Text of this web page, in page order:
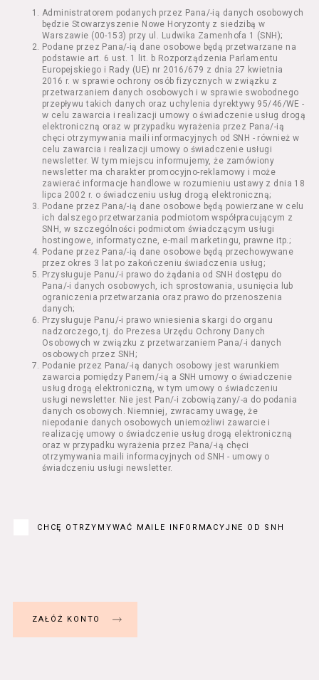
wykorzystaniem Serwisu;
Seans – organizowany przez Usługodawcę
w Kinie Nowe Horyzonty we Wrocławiu (ul.
Kazimierza Wielkiego 19a-21) pokaz filmu nie
stanowiący części Wydarzenia;
Wydarzenie – organizowany przez
Usługodawcę w Kinie Nowe Horyzonty we
Wrocławiu (ul. Kazimierza Wielkiego 19a-21)
festiwal filmowy, przegląd filmowy, pokaz
specjalny, performance, opera, koncert lub
inna podobna impreza;
Kurs – zajęcia organizowane przez
Organizatora będące przedsięwzięciem o
charakterze edukacyjnym;
Bilety – dokumenty potwierdzające zawarcie
umowy z Usługodawcą i uprawniające do
wzięcia udziału w Seansie lub w części
określonego Wydarzenia;
Karnety – zestaw określonej liczby Biletów na
poszczególne części danego Wydarzenia lub
na całe Wydarzenie, przewidziany dla danego
Wydarzenia przez Usługodawcę;
Regulamin – niniejszy regulamin.
§ 2 Postanowienia ogólne
Regulamin określa zasady:
świadczenia Usługobiorcom Usług przez
Usługodawcę, z zastrzeżeniem usług, o
których mowa w ust. 2 pkt 4 i 5 poniżej,
których zasady świadczenia w zakresie
nieuregulowanym w Regulaminie precyzują
odrębne regulaminy,
przetwarzania przez Usługodawcę danych
następujące Usługi:
nabycia Biletów i Karnetów oraz
Administratorem podanych przez Pana/-ią danych osobowych
będzie Stowarzyszenie Nowe Horyzonty z siedzibą w
Warszawie (00-153) przy ul. Ludwika Zamenhofa 1 (SNH);
Podane przez Pana/-ią dane osobowe będą przetwarzane na
podstawie art. 6 ust. 1 lit. b Rozporządzenia Parlamentu
Europejskiego i Rady (UE) nr 2016/679 z dnia 27 kwietnia
2016 r. w sprawie ochrony osób fizycznych w związku z
przetwarzaniem danych osobowych i w sprawie swobodnego
przepływu takich danych oraz uchylenia dyrektywy 95/46/WE -
w celu zawarcia i realizacji umowy o świadczenie usług drogą
elektroniczną oraz w przypadku wyrażenia przez Pana/-ią
chęci otrzymywania maili informacyjnych od SNH - również w
celu zawarcia i realizacji umowy o świadczenie usługi
newsletter. W tym miejscu informujemy, że zamówiony
newsletter ma charakter promocyjno-reklamowy i może
zawierać informacje handlowe w rozumieniu ustawy z dnia 18
lipca 2002 r. o świadczeniu usług drogą elektroniczną;
Podane przez Pana/-ią dane osobowe będą powierzane w celu
ich dalszego przetwarzania podmiotom współpracującym z
SNH, w szczególności podmiotom świadczącym usługi
hostingowe, informatyczne, e-mail marketingu, prawne itp.;
Podane przez Pana/-ią dane osobowe będą przechowywane
przez okres 3 lat po zakończeniu świadczenia usług;
Przysługuje Panu/-i prawo do żądania od SNH dostępu do
Pana/-i danych osobowych, ich sprostowania, usunięcia lub
ograniczenia przetwarzania oraz prawo do przenoszenia
danych;
Przysługuje Panu/-i prawo wniesienia skargi do organu
nadzorczego, tj. do Prezesa Urzędu Ochrony Danych
Osobowych w związku z przetwarzaniem Pana/-i danych
osobowych przez SNH;
Podanie przez Pana/-ią danych osobowy jest warunkiem
zawarcia pomiędzy Panem/-ią a SNH umowy o świadczenie
usług drogą elektroniczną, w tym umowy o świadczeniu
usługi newsletter. Nie jest Pan/-i zobowiązany/-a do podania
danych osobowych. Niemniej, zwracamy uwagę, że
niepodanie danych osobowych uniemożliwi zawarcie i
realizację umowy o świadczenie usług drogą elektroniczną
oraz w przypadku wyrażenia przez Pana/-ią chęci
otrzymywania maili informacyjnych od SNH - umowy o
świadczeniu usługi newsletter.
CHCĘ OTRZYMYWAĆ MAILE INFORMACYJNE OD SNH